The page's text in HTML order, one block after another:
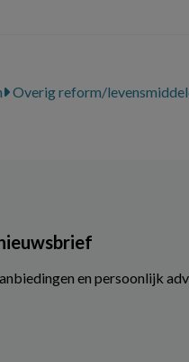
Overig reform/
en persoonlijk